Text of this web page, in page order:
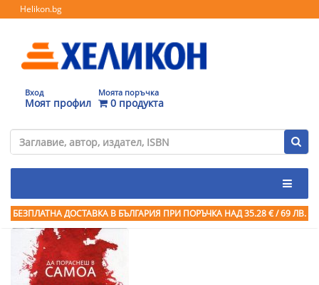
Helikon.bg
Вход
Моят профил
Моята поръчка
0 продукта
БЕЗПЛАТНА ДОСТАВКА В БЪЛГАРИЯ ПРИ ПОРЪЧКА НАД 35.28 € / 69 ЛВ.